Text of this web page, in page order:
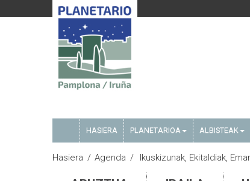
HASIERA PLANETARIOA ALBISTEAK
Hasiera Agenda Ikuskizunak, Ekitaldiak,